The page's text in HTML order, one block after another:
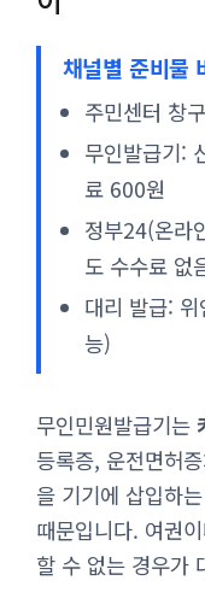
채널별 준비물
주민센터 창
무인발급기:
료 600원
정부24(온라
도 수수료 없
대리 발급:
능)
무인민원발급기는
등록증, 운전면허
을 기기에 삽입하
때문입니다. 여권
할 수 없는 경우가